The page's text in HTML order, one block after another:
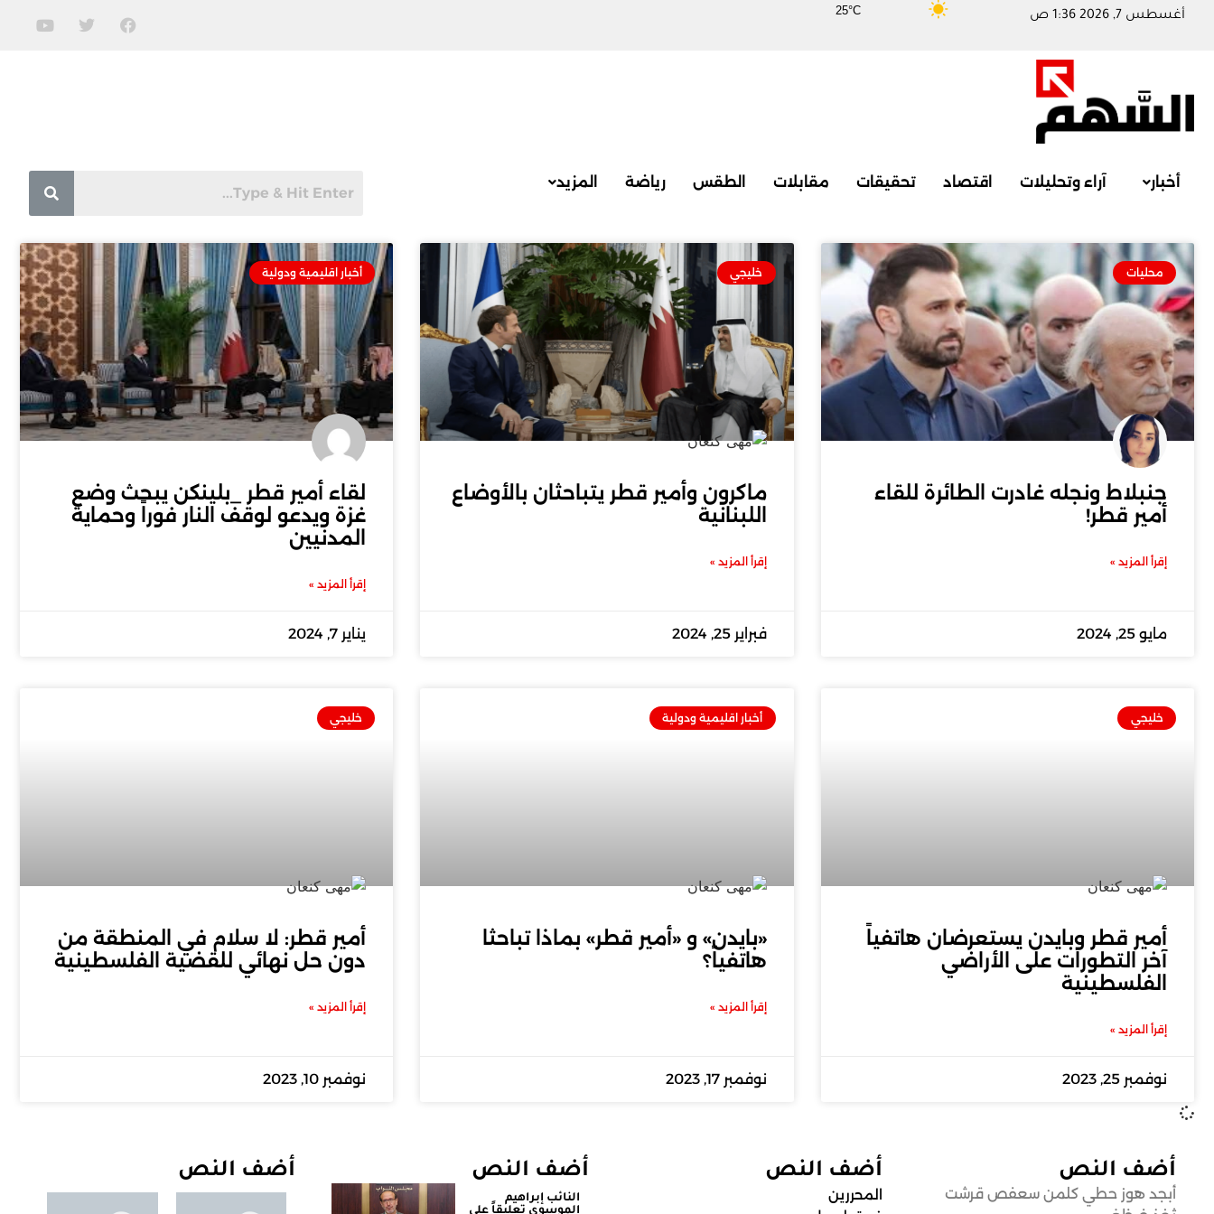
25°C أغسطس 7, 2026 1:36 ص
أخبار آراء وتحليلات اقتصاد تحقيقات مقابلات الطقس رياضة المزيد
محليات
جنبلاط ونجله غادرت الطائرة للقاء
أمير قطر!
إقرأ المزيد »
مايو 25, 2024
خليجي
ماكرون وأمير قطر يتباحثان بالأوضاع
اللبنانية
إقرأ المزيد »
فبراير 25, 2024
أخبار اقليمية ودولية
لقاء أمير قطر _بلينكن يبحث وضع
غزة ويدعو لوقف النار فوراً وحماية
المدنيين
إقرأ المزيد »
يناير 7, 2024
خليجي
أمير قطر وبايدن يستعرضان هاتفياً
آخر التطورات على الأراضي
الفلسطينية
إقرأ المزيد »
نوفمبر 25, 2023
أخبار اقليمية ودولية
«بايدن» و «أمير قطر» بماذا تباحثا
هاتفياً؟
إقرأ المزيد »
نوفمبر 17, 2023
خليجي
أمير قطر: لا سلام في المنطقة من
دون حل نهائي للقضية الفلسطينية
إقرأ المزيد »
نوفمبر 10, 2023
أضف النص
أبجد هوز حطي كلمن سعفص قرشت
أضف النص
المحررين
أضف النص
النائب إبراهيم
الموسوي تعليقاً على
أضف النص